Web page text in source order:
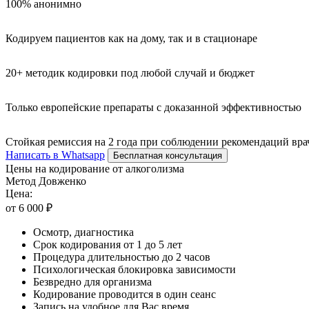
100% анонимно
Кодируем пациентов как на дому, так и в стационаре
20+ методик кодировки под любой случай и бюджет
Только европейские препараты с доказанной эффективностью
Стойкая ремиссия на 2 года при соблюдении рекомендаций
Написать в Whatsapp
Бесплатная консультация
Цены на кодирование от алкоголизма
Метод Довженко
Цена:
от 6 000 ₽
Осмотр, диагностика
Срок кодирования от 1 до 5 лет
Процедура длительностью до 2 часов
Психологическая блокировка зависимости
Безвредно для организма
Кодирование проводится в один сеанс
Запись на удобное для Вас время